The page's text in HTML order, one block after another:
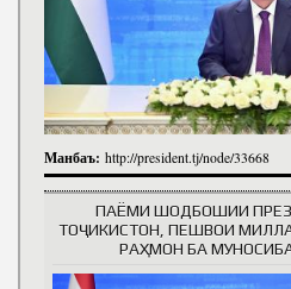
Манбаъ: http://president.tj/node/33668
ПАЁМИ ШОДБОШИИ
ТОҶИКИСТОН, ПЕШВОИ
РАҲМОН БА